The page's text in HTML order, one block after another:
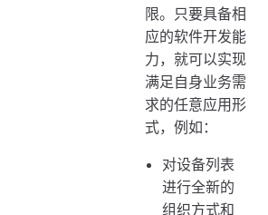
限。只要具备相
应的软件开发能
力，就可以实现
满足自身业务需
求的任意应用形
式，例如：
对设备列表
进行全新的
组织方式和